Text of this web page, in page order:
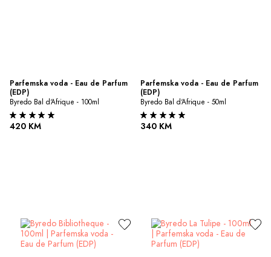
Parfemska voda - Eau de Parfum
(EDP)
Byredo Bal d‘Afrique - 100ml
420 KM
Parfemska voda - Eau de Parfum
(EDP)
Byredo Bal d‘Afrique - 50ml
340 KM